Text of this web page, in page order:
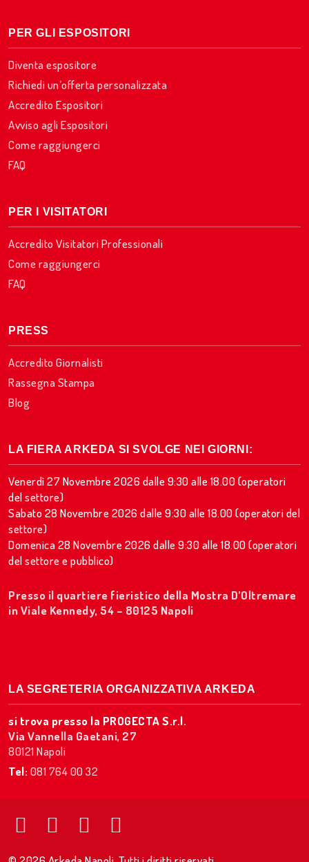
PER GLI ESPOSITORI
Diventa espositore
Richiedi un’offerta personalizzata
Accredito Espositori
Avviso agli Espositori
Come raggiungerci
FAQ
PER I VISITATORI
Accredito Visitatori Professionali
Come raggiungerci
FAQ
PRESS
Accredito Giornalisti
Rassegna Stampa
Blog
LA FIERA ARKEDA SI SVOLGE NEI GIORNI:
Venerdì 27 Novembre 2026 dalle 9:30 alle 18.00 (operatori
del settore)
Sabato 28 Novembre 2026 dalle 9:30 alle 18.00 (operatori del
settore)
Domenica 28 Novembre 2026 dalle 9:30 alle 18.00 (operatori
del settore e pubblico)
Presso il quartiere fieristico della Mostra D’Oltremare
in Viale Kennedy, 54 – 80125 Napoli
LA SEGRETERIA ORGANIZZATIVA ARKEDA
si trova presso la PROGECTA S.r.l.
Via Vannella Gaetani, 27
80121 Napoli
Tel: 081 764 00 32